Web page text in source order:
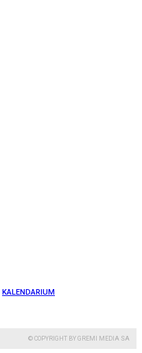
KALENDARIUM
© COPYRIGHT BY GREMI MEDIA SA